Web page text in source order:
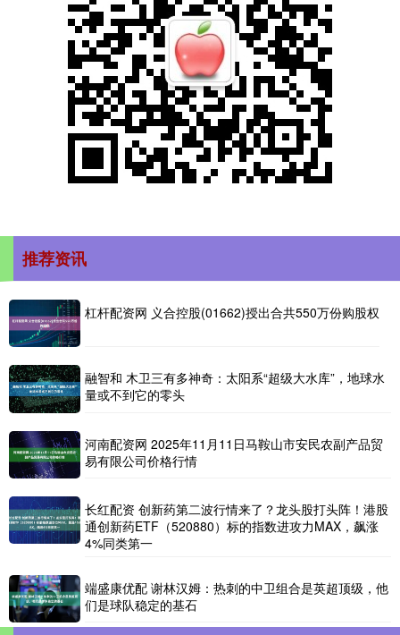
推荐资讯
杠杆配资网 义合控股(01662)授出合共550万份购股权
融智和 木卫三有多神奇：太阳系“超级大水库”，地球水
量或不到它的零头
河南配资网 2025年11月11日马鞍山市安民农副产品贸
易有限公司价格行情
长红配资 创新药第二波行情来了？龙头股打头阵！港股
通创新药ETF（520880）标的指数进攻力MAX，飙涨
4%同类第一
端盛康优配 谢林汉姆：热刺的中卫组合是英超顶级，他
们是球队稳定的基石